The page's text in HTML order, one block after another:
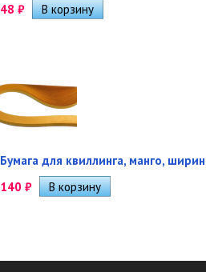
48 ₽
Бумага для квиллинга, манго,
140 ₽